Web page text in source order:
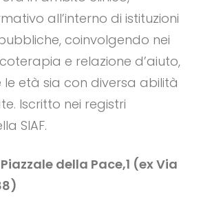
all’interno di istituzioni
coinvolgendo nei
e relazione d’aiuto,
età sia con diversa abilità
Iscritto nei registri
SIAF.
Piazzale della Pace,1 (ex Via